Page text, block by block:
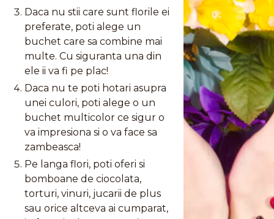
Daca nu stii care sunt florile ei
preferate, poti alege un
buchet care sa combine mai
multe. Cu siguranta una din
ele ii va fi pe plac!
Daca nu te poti hotari asupra
unei culori, poti alege o un
buchet multicolor ce sigur o
va impresiona si o va face sa
zambeasca!
Pe langa flori, poti oferi si
bomboane de ciocolata,
torturi, vinuri, jucarii de plus
sau orice altceva ai cumparat,